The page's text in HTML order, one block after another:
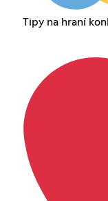
Tipy na hraní